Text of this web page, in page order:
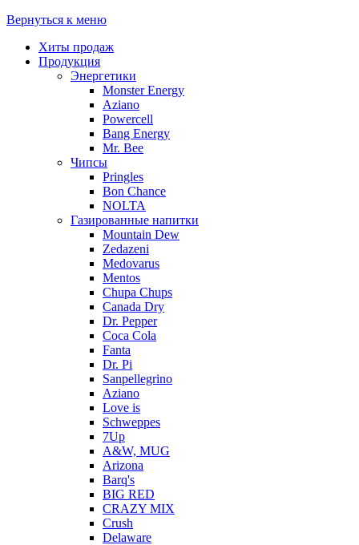
Вернуться к меню
Хиты продаж
Продукция
Энергетики
Monster Energy
Aziano
Powercell
Bang Energy
Mr. Bee
Чипсы
Pringles
Bon Chance
NOLTA
Газированные напитки
Mountain Dew
Zedazeni
Medovarus
Mentos
Chupa Chups
Canada Dry
Dr. Pepper
Coca Cola
Fanta
Dr. Pi
Sanpellegrino
Aziano
Love is
Schweppes
7Up
A&W, MUG
Arizona
Barq's
BIG RED
CRAZY MIX
Crush
Delaware